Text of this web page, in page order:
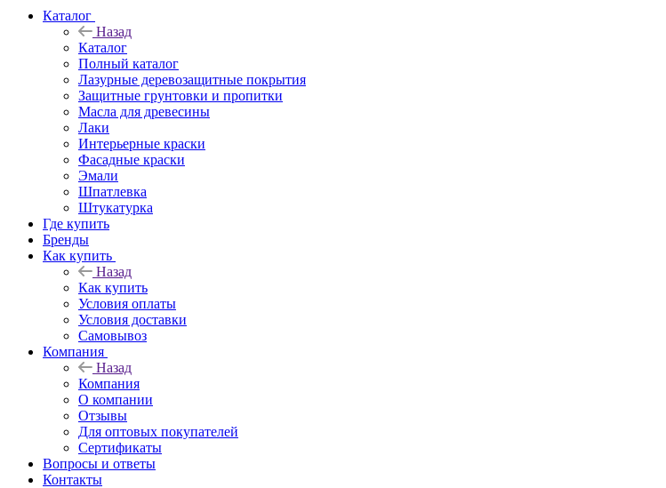
Каталог
Назад
Каталог
Полный каталог
Лазурные деревозащитные покрытия
Защитные грунтовки и пропитки
Масла для древесины
Лаки
Интерьерные краски
Фасадные краски
Эмали
Шпатлевка
Штукатурка
Где купить
Бренды
Как купить
Назад
Как купить
Условия оплаты
Условия доставки
Самовывоз
Компания
Назад
Компания
О компании
Отзывы
Для оптовых покупателей
Сертификаты
Вопросы и ответы
Контакты